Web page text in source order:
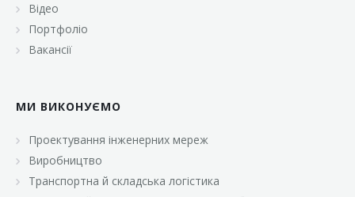
Відео
Портфоліо
Вакансії
МИ ВИКОНУЄМО
Проектування інженерних мереж
Виробництво
Транспортна й складська логістика